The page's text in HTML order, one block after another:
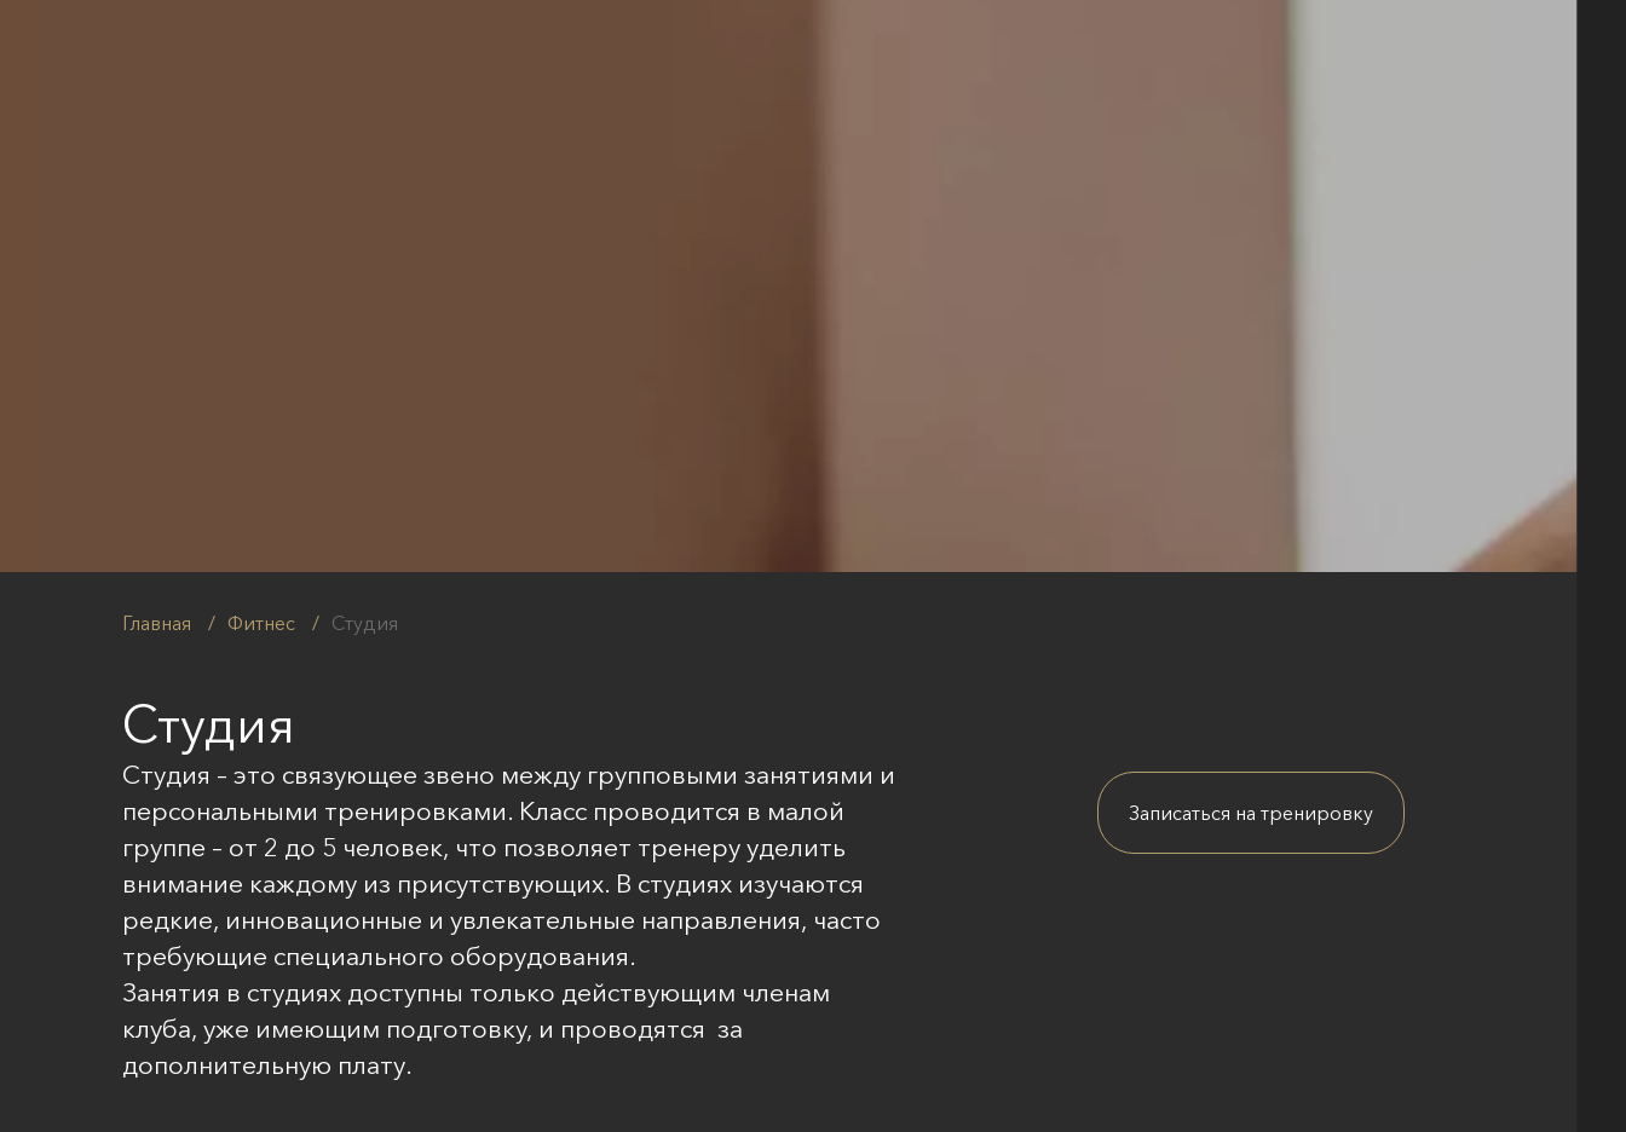
Главная / Фитнес / Студия
Студия
Студия – это связующее звено между групповыми занятиями и
персональными тренировками. Класс проводится в малой
группе – от 2 до 5 человек, что позволяет тренеру уделить
внимание каждому из присутствующих. В студиях изучаются
редкие, инновационные и увлекательные направления, часто
требующие специального оборудования.
Занятия в студиях доступны только действующим членам
клуба, уже имеющим подготовку, и проводятся за
дополнительную плату.
Записаться на тренировку